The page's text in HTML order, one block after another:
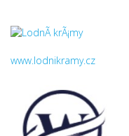
www.lodnikramy.cz